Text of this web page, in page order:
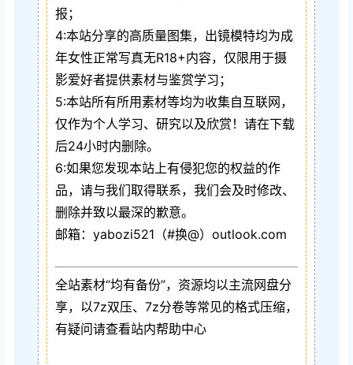
报；
4:本站分享的高质量图集，出镜模特均为成
年女性正常写真无R18+内容，仅限用于摄
影爱好者提供素材与鉴赏学习；
5:本站所有所用素材等均为收集自互联网，
仅作为个人学习、研究以及欣赏！请在下载
后24小时内删除。
6:如果您发现本站上有侵犯您的权益的作
品，请与我们取得联系，我们会及时修改、
删除并致以最深的歉意。
邮箱：yabozi521（#换@）outlook.com
全站素材“均有备份”，资源均以主流网盘分
享，以7z双压、7z分卷等常见的格式压缩，
有疑问请查看站内帮助中心